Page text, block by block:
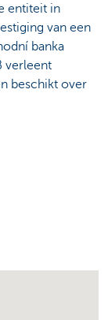
entiteit in
van een
banka
verleent
beschikt over